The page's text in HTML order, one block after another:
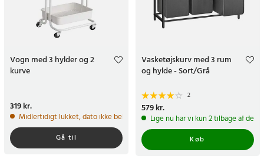
Vogn med 3 hylder og 2
kurve
Pris:319 kr.
319 kr.
Midlertidigt lukket, dato ikke bekræftet
Gå til
Vasketøjskurv med 3 rum
og hylde - Sort/Grå
2
Pris:579 kr.
579 kr.
Lige nu har vi kun 2 tilbage af
Køb